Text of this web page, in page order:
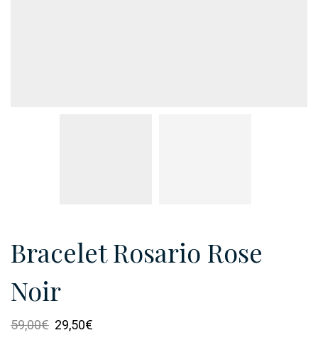
Bracelet Rosario Rose
Noir
59,00€ Le
29,50€